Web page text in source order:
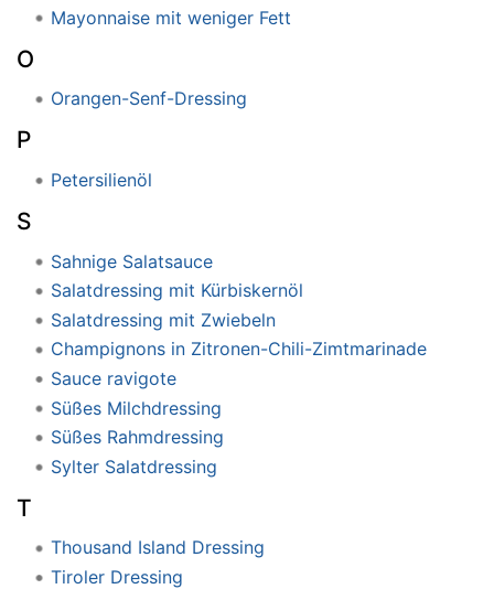
Mayonnaise mit weniger Fett
O
Orangen-Senf-Dressing
P
Petersilienöl
S
Sahnige Salatsauce
Salatdressing mit Kürbiskernöl
Salatdressing mit Zwiebeln
Champignons in Zitronen-Chili-Zimtmarinade
Sauce ravigote
Süßes Milchdressing
Süßes Rahmdressing
Sylter Salatdressing
T
Thousand Island Dressing
Tiroler Dressing